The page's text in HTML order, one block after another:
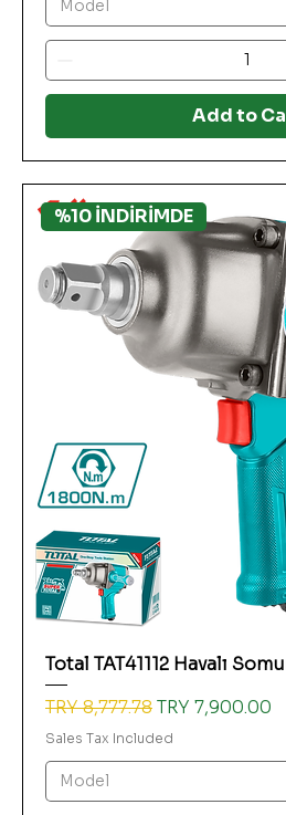
Add to
%10 İNDİRİMDE
Total TAT41112 Havalı
Regular Price
TRY 8,777.78Sale Price
TRY 7,900.00
Sales Tax Included